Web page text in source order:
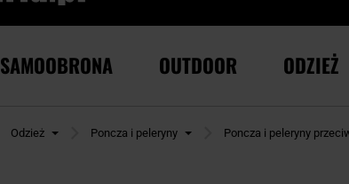
SAMOOBRONA OUTDOOR ODZIEŻ
Odzież Poncza i peleryny Poncza i peleryny